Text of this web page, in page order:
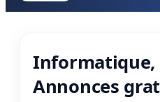
Annonces